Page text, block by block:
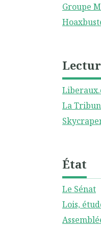
Groupe
La
État
Le Sénat
Lois,